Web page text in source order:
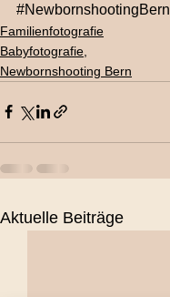
#NewbornshootingBern
Familienfotografie
Babyfotografie,
Newbornshooting Bern
Aktuelle Beiträge